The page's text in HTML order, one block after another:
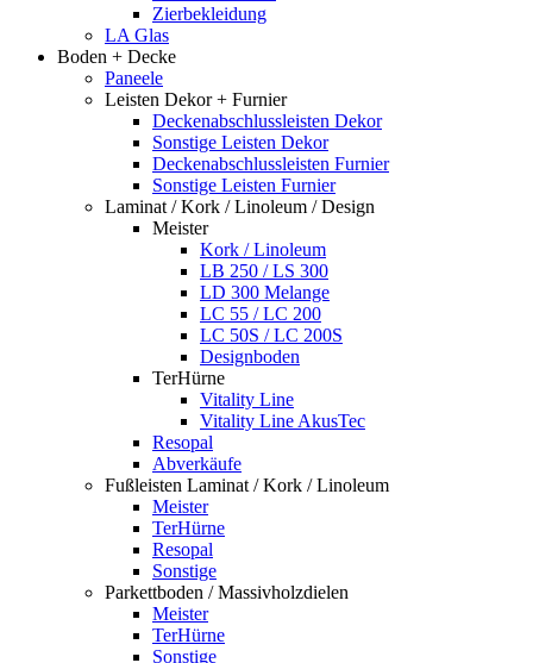
Zierbekleidung
LA Glas
Boden + Decke
Paneele
Leisten Dekor + Furnier
Deckenabschlussleisten Dekor
Sonstige Leisten Dekor
Deckenabschlussleisten Furnier
Sonstige Leisten Furnier
Laminat / Kork / Linoleum / Design
Meister
Kork / Linoleum
LB 250 / LS 300
LD 300 Melange
LC 55 / LC 200
LC 50S / LC 200S
Designboden
TerHürne
Vitality Line
Vitality Line AkusTec
Resopal
Abverkäufe
Fußleisten Laminat / Kork / Linoleum
Meister
TerHürne
Resopal
Sonstige
Parkettboden / Massivholzdielen
Meister
TerHürne
Sonstige